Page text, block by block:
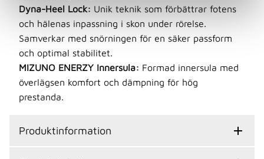
Dyna-Heel Lock: Unik teknik som förbättrar fotens
och hälenas inpassning i skon under rörelse.
Samverkar med snörningen för en säker passform
och optimal stabilitet.
MIZUNO ENERZY Innersula: Formad innersula med
överlägsen komfort och dämpning för hög
prestanda.
Produktinformation